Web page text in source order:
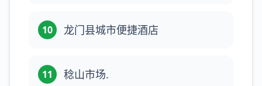
10 龙门县城市便捷酒店
11 稔山市场.